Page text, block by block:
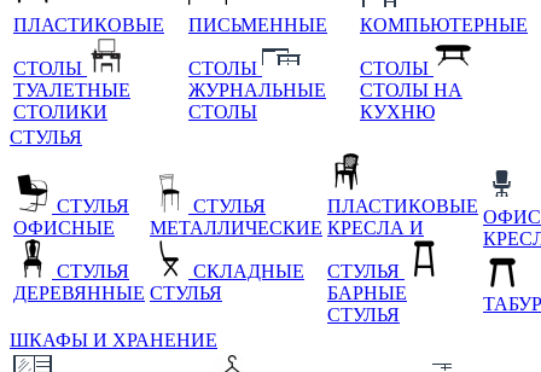
ПЛАСТИКОВЫЕ
СТОЛЫ
ТУАЛЕТНЫЕ
СТОЛИКИ
ПИСЬМЕННЫЕ
СТОЛЫ
ЖУРНАЛЬНЫЕ
СТОЛЫ
КОМПЬЮТЕРНЫЕ
СТОЛЫ
СТОЛЫ НА
КУХНЮ
СТУЛЬЯ
СТУЛЬЯ
ОФИСНЫЕ
СТУЛЬЯ
ДЕРЕВЯННЫЕ
СТУЛЬЯ
МЕТАЛЛИЧЕСКИЕ
СКЛАДНЫЕ
СТУЛЬЯ
ПЛАСТИКОВЫЕ
КРЕСЛА И
СТУЛЬЯ
БАРНЫЕ
СТУЛЬЯ
ШКАФЫ И ХРАНЕНИЕ